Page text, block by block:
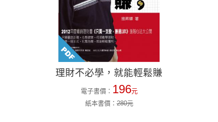
理財不必學，就能輕鬆賺
電子書價： 196元
紙本書價：280元